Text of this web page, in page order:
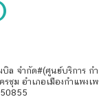
ล จำกัด#(ศูนย์บริการ กำ
ม อำเภอเมืองกำแพงเ